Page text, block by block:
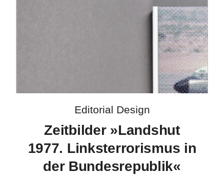
Die Beiträge beleuchten die Ereignisse der Landshut-
Entführung und des »Deutschen Herbstes« aus
verschiedenen Perspektiven und zeichnen die Geschichte
des Linksterrorismus in der BRD nach. Auch ehemalige
Geiseln kommen in Zeitzeug:inneninterviews zu Wort.
Editorial Design
Zeitbilder »Landshut
1977. Linksterrorismus in
der Bundesrepublik«